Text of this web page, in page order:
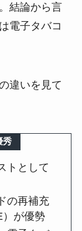
結論から言
電子タバコ
違いを見て
秀
トとして
の再補充
が優勢